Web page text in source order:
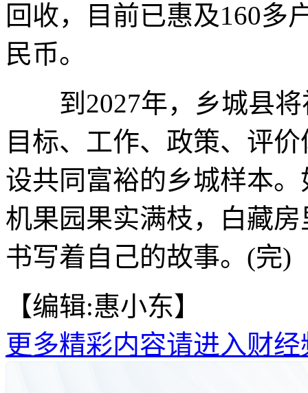
回收，目前已惠及160多
民币。
到2027年，乡城县将
目标、工作、政策、评
设共同富裕的乡城样本
机果园果实满枝，白藏
书写着自己的故事。(完)
【编辑:惠小东】
更多精彩内容请进入财经